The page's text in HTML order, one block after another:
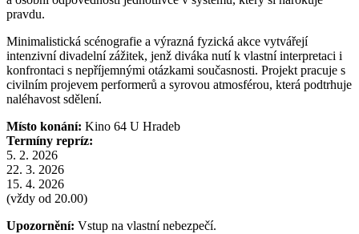
pravdu.
Minimalistická scénografie a výrazná fyzická akce vytvářejí
intenzivní divadelní zážitek, jenž diváka nutí k vlastní interpretaci i
konfrontaci s nepříjemnými otázkami současnosti. Projekt pracuje s
civilním projevem performerů a syrovou atmosférou, která podtrhuje
naléhavost sdělení.
Místo konání: Kino 64 U Hradeb
Termíny repríz:
5. 2. 2026
22. 3. 2026
15. 4. 2026
(vždy od 20.00)
Upozornění: Vstup na vlastní nebezpečí.